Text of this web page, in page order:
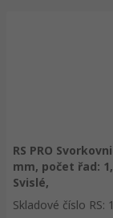
RS PRO
mm, počet řad:
Svislé,
Skladové číslo RS: